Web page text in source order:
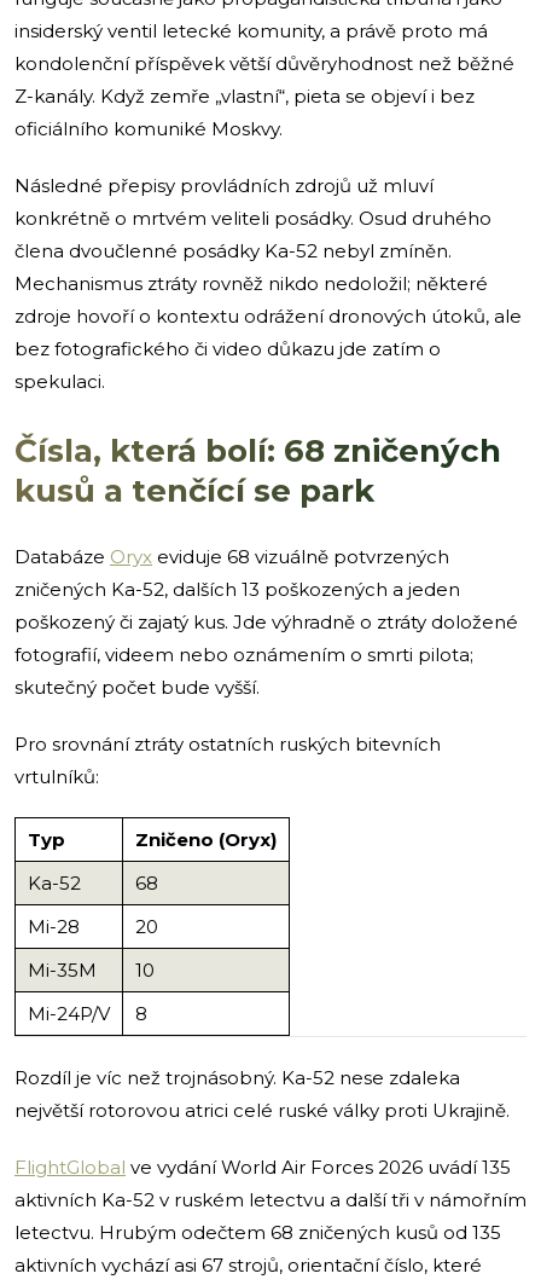
insiderský ventil letecké komunity, a právě proto má
kondolenční příspěvek větší důvěryhodnost než běžné
Z-kanály. Když zemře „vlastní“, pieta se objeví i bez
oficiálního komuniké Moskvy.
Následné přepisy provládních zdrojů už mluví
konkrétně o mrtvém veliteli posádky. Osud druhého
člena dvoučlenné posádky Ka-52 nebyl zmíněn.
Mechanismus ztráty rovněž nikdo nedoložil; některé
zdroje hovoří o kontextu odrážení dronových útoků, ale
bez fotografického či video důkazu jde zatím o
spekulaci.
Čísla, která bolí: 68 zničených
kusů a tenčící se park
Databáze Oryx eviduje 68 vizuálně potvrzených
zničených Ka-52, dalších 13 poškozených a jeden
poškozený či zajatý kus. Jde výhradně o ztráty doložené
fotografií, videem nebo oznámením o smrti pilota;
skutečný počet bude vyšší.
Pro srovnání ztráty ostatních ruských bitevních
vrtulníků:
Typ
Zničeno (Oryx)
Ka-52
68
Mi-28
20
Mi-35M
10
Mi-24P/V
8
Rozdíl je víc než trojnásobný. Ka-52 nese zdaleka
největší rotorovou atrici celé ruské války proti Ukrajině.
FlightGlobal ve vydání World Air Forces 2026 uvádí 135
aktivních Ka-52 v ruském letectvu a další tři v námořním
letectvu. Hrubým odečtem 68 zničených kusů od 135
aktivních vychází asi 67 strojů, orientační číslo, které